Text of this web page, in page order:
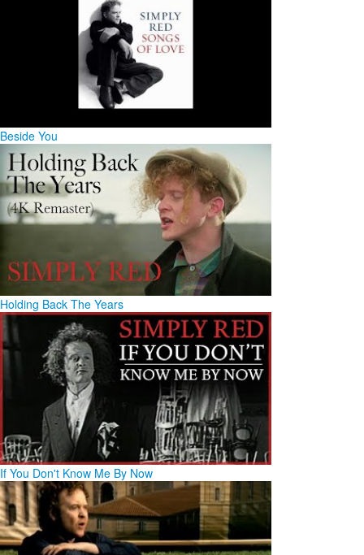
Beside You
Holding Back The Years
If You Don't Know Me By Now